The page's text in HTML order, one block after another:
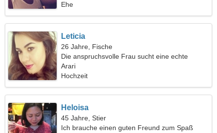
Ehe
Leticia
26 Jahre, Fische
Die anspruchsvolle Frau sucht eine echte
Beziehung
Arari
Hochzeit
Heloisa
45 Jahre, Stier
Ich brauche einen guten Freund zum Spaß